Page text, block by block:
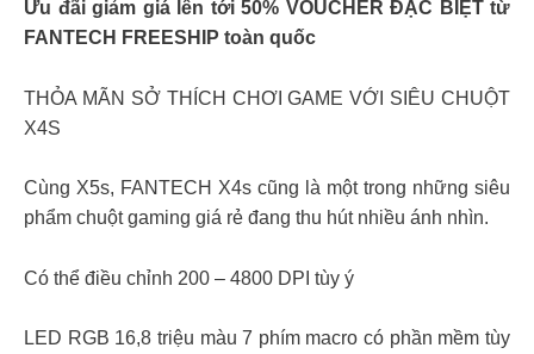
Ưu đãi giảm giá lên tới 50% VOUCHER ĐẶC BIỆT từ
FANTECH FREESHIP toàn quốc
THỎA MÃN SỞ THÍCH CHƠI GAME VỚI SIÊU CHUỘT
X4S
Cùng X5s, FANTECH X4s cũng là một trong những siêu
phẩm chuột gaming giá rẻ đang thu hút nhiều ánh nhìn.
Có thể điều chỉnh 200 – 4800 DPI tùy ý
LED RGB 16,8 triệu màu 7 phím macro có phần mềm tùy